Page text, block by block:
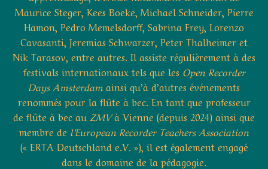
Maurice Steger, Kees Boeke, Michael Schneider, Pierre
Hamon, Pedro Memelsdorff, Sabrina Frey, Lorenzo
Cavasanti, Jeremias Schwarzer, Peter Thalheimer et
Nik Tarasov, entre autres. Il assiste régulièrement à des
festivals internationaux tels que les Open Recorder
Days Amsterdamainsi qu’à d’autres événements
renommés pour la flûte à bec. En tant que professeur
de flûte à bec au ZMVà Vienne (depuis 2024) ainsi que
membre de l’European Recorder Teachers Association
(« ERTA Deutschland e.V. »), il est également engagé
dans le domaine de la pédagogie.